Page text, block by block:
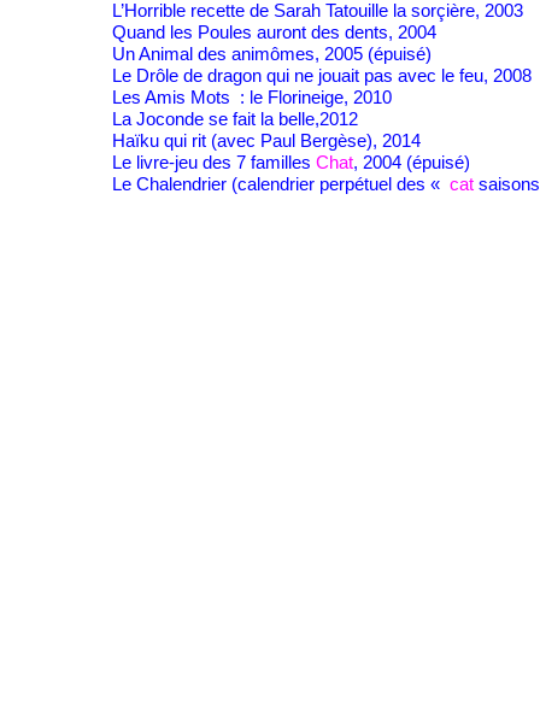
L’Horrible recette de Sarah Tatouille la sorçière, 2003
Quand les Poules auront des dents, 2004
Un Animal des animômes, 2005 (épuisé)
Le Drôle de dragon qui ne jouait pas avec le feu, 2008
Les Amis Mots : le Florineige, 2010
La Joconde se fait la belle,2012
Haïku qui rit (avec Paul Bergèse), 2014
Le livre-jeu des 7 familles Chat, 2004 (épuisé)
Le Chalendrier (calendrier perpétuel des « cat